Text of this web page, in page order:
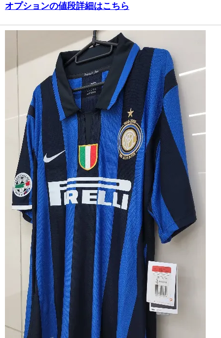
オプションの値段詳細はこちら